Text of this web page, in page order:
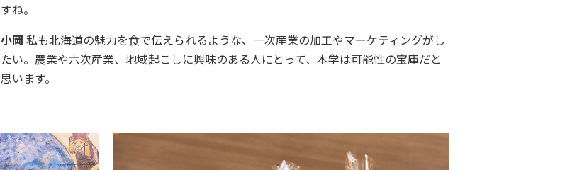
すね。
小岡 私も北海道の魅力を食で伝えられるような、一次産業の加工やマーケティングがし
たい。農業や六次産業、地域起こしに興味のある人にとって、本学は可能性の宝庫だと
思います。